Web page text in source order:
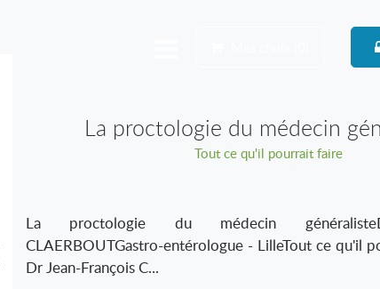
La proctologie du médecin
Tout ce qu'il pourrait faire
La proctologie du médecin
CLAERBOUTGastro-entérologue - LilleTout ce qu'il
Dr Jean-François C...